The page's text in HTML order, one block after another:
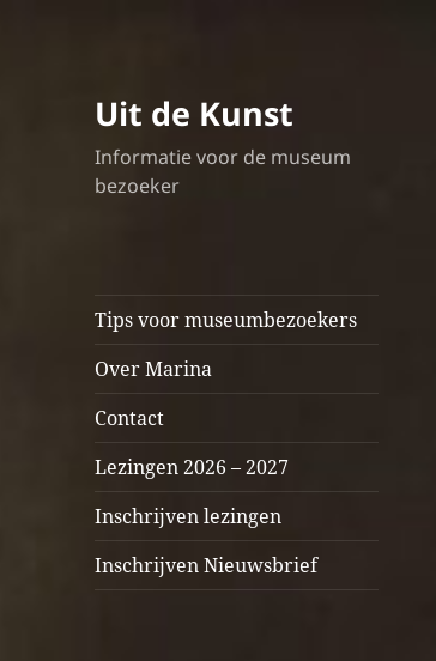
Uit de Kunst
Informatie voor de museum
bezoeker
Tips voor museumbezoekers
Over Marina
Contact
Lezingen 2026 – 2027
Inschrijven lezingen
Inschrijven Nieuwsbrief